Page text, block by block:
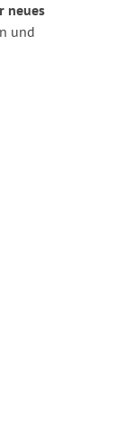
neues
und